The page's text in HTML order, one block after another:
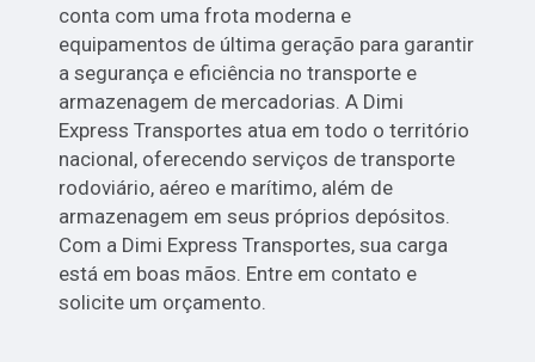
conta com uma frota moderna e
equipamentos de última geração para garantir
a segurança e eficiência no transporte e
armazenagem de mercadorias. A Dimi
Express Transportes atua em todo o território
nacional, oferecendo serviços de transporte
rodoviário, aéreo e marítimo, além de
armazenagem em seus próprios depósitos.
Com a Dimi Express Transportes, sua carga
está em boas mãos. Entre em contato e
solicite um orçamento.